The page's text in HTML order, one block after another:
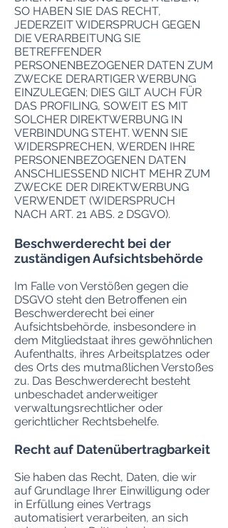
SO HABEN SIE DAS RECHT,
JEDERZEIT WIDERSPRUCH GEGEN
DIE VERARBEITUNG SIE
BETREFFENDER
PERSONENBEZOGENER DATEN ZUM
ZWECKE DERARTIGER WERBUNG
EINZULEGEN; DIES GILT AUCH FÜR
DAS PROFILING, SOWEIT ES MIT
SOLCHER DIREKTWERBUNG IN
VERBINDUNG STEHT. WENN SIE
WIDERSPRECHEN, WERDEN IHRE
PERSONENBEZOGENEN DATEN
ANSCHLIESSEND NICHT MEHR ZUM
ZWECKE DER DIREKTWERBUNG
VERWENDET (WIDERSPRUCH
NACH ART. 21 ABS. 2 DSGVO).
Beschwerderecht bei der
zuständigen Aufsichtsbehörde
Im Falle von Verstößen gegen die
DSGVO steht den Betroffenen ein
Beschwerderecht bei einer
Aufsichtsbehörde, insbesondere in
dem Mitgliedstaat ihres gewöhnlichen
Aufenthalts, ihres Arbeitsplatzes oder
des Orts des mutmaßlichen Verstoßes
zu. Das Beschwerderecht besteht
unbeschadet anderweitiger
verwaltungsrechtlicher oder
gerichtlicher Rechtsbehelfe.
Recht auf Datenübertragbarkeit
Sie haben das Recht, Daten, die wir
auf Grundlage Ihrer Einwilligung oder
in Erfüllung eines Vertrags
automatisiert verarbeiten, an sich